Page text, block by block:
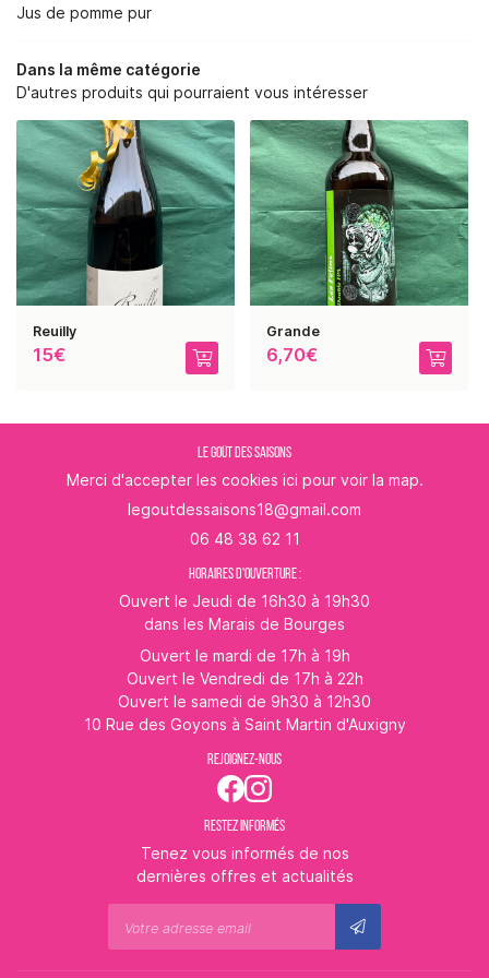
SAVOIR-FAIRE
BOUTIQUE
PHOTOS
AVIS
CONTACT
REJOIGNEZ-NOUS :
RESTEZ
INSCRIPTION
Jus de pomme pur
Dans la même catégorie
D'autres produits qui pourraient vous intéresser
Reuilly
15€
Grande
6,70€
LE GOÛT DES SAISONS
Merci d'accepter les cookies ici pour voir la map.
06 48 38 62 11
HORAIRES D'OUVERTURE :
Ouvert le Jeudi de 16h30 à 19h30
dans les Marais de Bourges
Ouvert le mardi de 17h à 19h
Ouvert le Vendredi de 17h à 22h
Ouvert le samedi de 9h30 à 12h30
10 Rue des Goyons à Saint Martin d'Auxigny
REJOIGNEZ-NOUS
RESTEZ INFORMÉS
Tenez vous informés de nos
dernières offres et actualités